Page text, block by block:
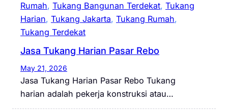
Rumah, Tukang Bangunan Terdekat, Tukang
Harian, Tukang Jakarta, Tukang Rumah
Tukang Terdekat
Jasa Tukang Harian Pasar Rebo
May 21, 2026
Jasa Tukang Harian Pasar Rebo Tukang
harian adalah pekerja konstruksi atau…